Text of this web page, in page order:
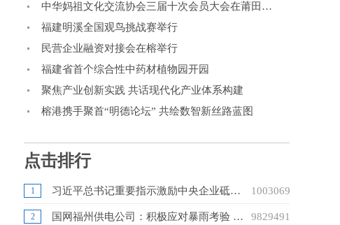
中华妈祖文化交流协会三届十次会员大会在莆田召开
福建明溪全国观鸟挑战赛举行
民营企业融资对接会在榕举行
福建省首个综合性中药材植物园开园
聚焦产业创新实践 共话现代化产业体系构建
榕港携手聚首“明德论坛” 共绘数智新丝路蓝图
点击排行
1 习近平总书记重要指示激励中央企业砥砺前行、奋发有为 10030699
2 国网福州供电公司：积极应对暴雨考验 全力开展抢修复电 9829491